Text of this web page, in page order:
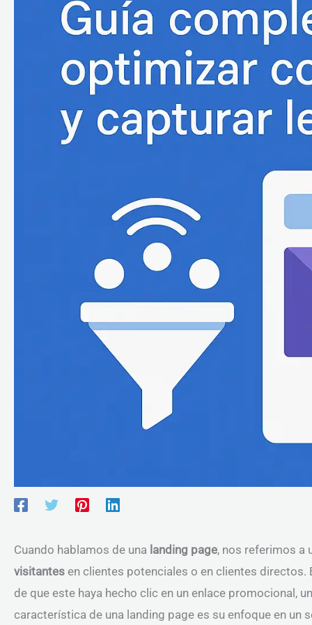
Cuando hablamos de una landing page, nos referimos a
visitantes en clientes potenciales o en clientes
de que este haya hecho clic en un enlace promocional,
característica de una landing page es su enfoque en